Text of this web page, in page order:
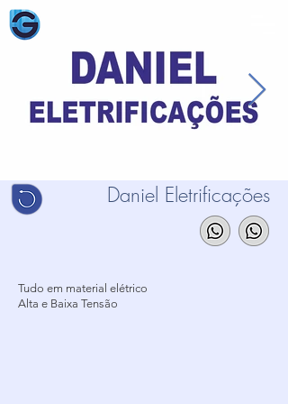
Daniel Eletrificações
Tudo em material elétrico
Alta e Baixa Tensão